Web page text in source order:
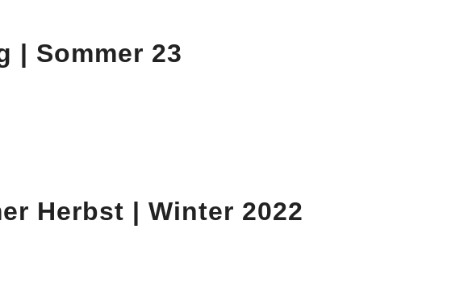
| Sommer 23
Herbst | Winter 2022